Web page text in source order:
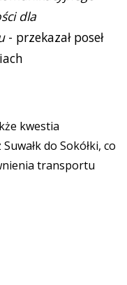
dla
- przekazał poseł
kwestia
do Sokółki, co
transportu